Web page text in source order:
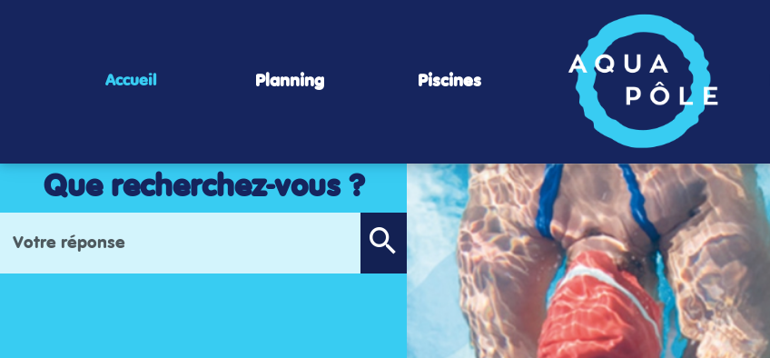
Accueil Planning Piscines
Que recherchez-vous ?